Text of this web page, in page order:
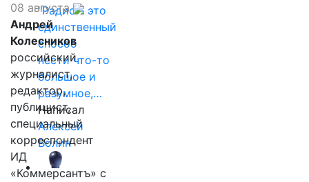
"Радио - это
единственный
способ
нести что-то
большое и
разумное,…
Написал
Алексей
Волин
08 августа
Андрей
Колесников
российский
журналист,
редактор,
публицист,
специальный
корреспондент
ИД
«Коммерсантъ» с